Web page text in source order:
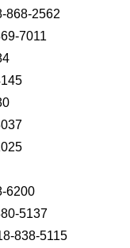
868-2562
7011
6200
5137
838-5115